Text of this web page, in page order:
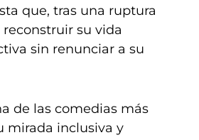
que, tras una ruptura
su vida
sin renunciar a su
de las comedias más
mirada inclusiva y